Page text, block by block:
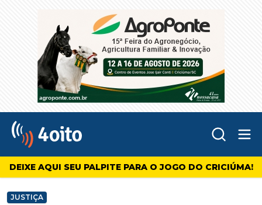
4oito
DEIXE AQUI SEU PALPITE PARA O JOGO DO CRICIÚMA!
JUSTIÇA